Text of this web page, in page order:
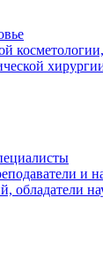
и
обладатели